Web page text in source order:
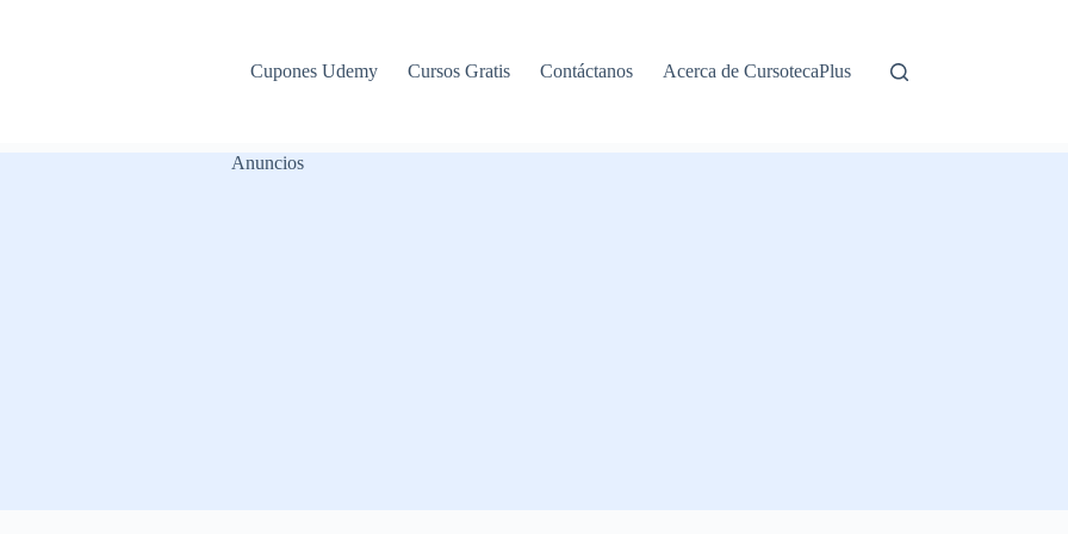
Cupones Udemy Cursos Gratis Contáctanos Acerca de CursotecaPlus
Anuncios